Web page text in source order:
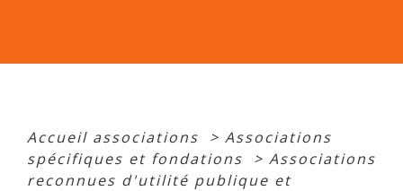
Accueil associations > Associations
spécifiques et fondations
> Associations
reconnues d'utilité publique et